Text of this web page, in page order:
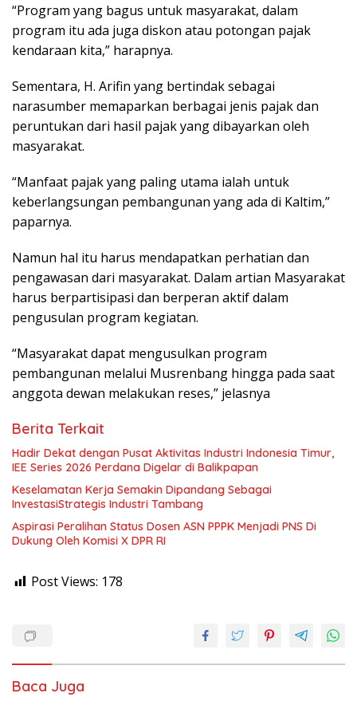
“Program yang bagus untuk masyarakat, dalam
program itu ada juga diskon atau potongan pajak
kendaraan kita,” harapnya.
Sementara, H. Arifin yang bertindak sebagai
narasumber memaparkan berbagai jenis pajak dan
peruntukan dari hasil pajak yang dibayarkan oleh
masyarakat.
“Manfaat pajak yang paling utama ialah untuk
keberlangsungan pembangunan yang ada di Kaltim,”
paparnya.
Namun hal itu harus mendapatkan perhatian dan
pengawasan dari masyarakat. Dalam artian Masyarakat
harus berpartisipasi dan berperan aktif dalam
pengusulan program kegiatan.
“Masyarakat dapat mengusulkan program
pembangunan melalui Musrenbang hingga pada saat
anggota dewan melakukan reses,” jelasnya
Berita Terkait
Hadir Dekat dengan Pusat Aktivitas Industri Indonesia Timur,
IEE Series 2026 Perdana Digelar di Balikpapan
Keselamatan Kerja Semakin Dipandang Sebagai
InvestasiStrategis Industri Tambang
Aspirasi Peralihan Status Dosen ASN PPPK Menjadi PNS Di
Dukung Oleh Komisi X DPR RI
Post Views: 178
Baca Juga